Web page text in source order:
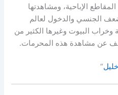
الإباحية، ومشاهدتها
الجنسي والدخول لعالم
وخراب البيوت وغيرها الكثير من
عن مشاهدة هذه المحرمات.
“